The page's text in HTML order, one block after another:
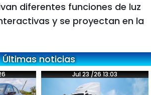
diferentes funciones de luz
y se proyectan en la
Últimas noticias
Jul 23 /26 13:03